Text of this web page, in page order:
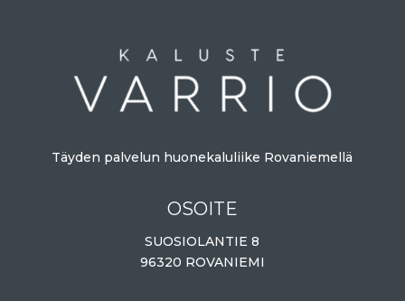
Täyden palvelun huonekaluliike Rovaniemellä
OSOITE
SUOSIOLANTIE 8
96320 ROVANIEMI